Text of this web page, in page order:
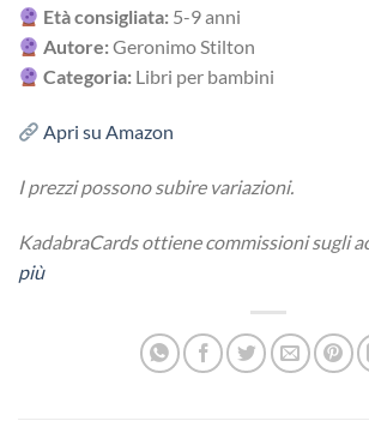
Età consigliata: 5-9 anni
Autore:Geronimo Stilton
Categoria: Libri per bambini
Apri su Amazon
I prezzi possono subire variazioni.
KadabraCards ottiene commissioni sugli
più